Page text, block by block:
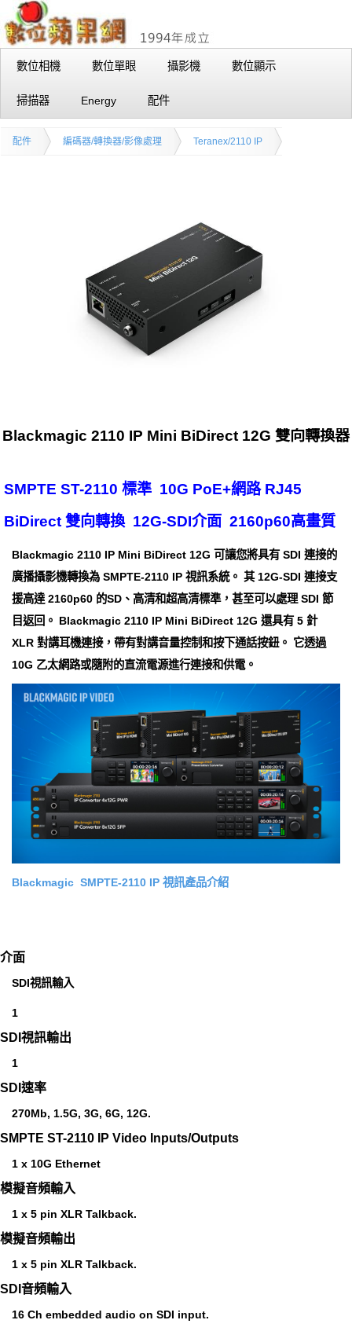
數位相機 數位單眼 攝影機 數位顯示
掃描器 Energy 配件
配件 編碼器/轉換器/影像處理 Teranex/2110 IP
Blackmagic 2110 IP Mini BiDirect 12G 雙向轉換器
SMPTE ST-2110 標準 10G PoE+網路 RJ45
BiDirect 雙向轉換 12G-SDI介面 2160p60高畫質
Blackmagic 2110 IP Mini BiDirect 12G 可讓您將具有 SDI 連接的
廣播攝影機轉換為 SMPTE-2110 IP 視訊系統。 其 12G-SDI 連接支
援高達 2160p60 的SD、高清和超高清標準，甚至可以處理 SDI 節
目返回。 Blackmagic 2110 IP Mini BiDirect 12G 還具有 5 針
XLR 對講耳機連接，帶有對講音量控制和按下通話按鈕。 它透過
10G 乙太網路或隨附的直流電源進行連接和供電。
Blackmagic SMPTE-2110 IP 視訊產品介紹
介面
SDI視訊輸入
1
SDI視訊輸出
1
SDI速率
270Mb, 1.5G, 3G, 6G, 12G.
SMPTE ST-2110 IP Video Inputs/Outputs
1 x 10G Ethernet
模擬音頻輸入
1 x 5 pin XLR Talkback.
模擬音頻輸出
1 x 5 pin XLR Talkback.
SDI音頻輸入
16 Ch embedded audio on SDI input.